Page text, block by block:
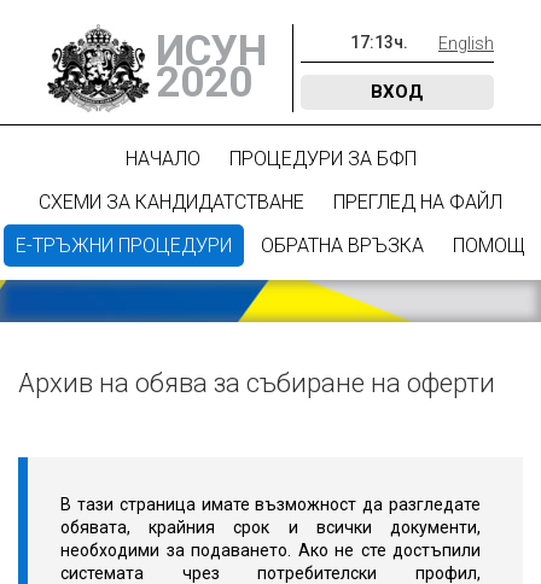
ИСУН
2020
17:13ч. English
ВХОД
НАЧАЛО
ПРОЦЕДУРИ ЗА БФП
СХЕМИ ЗА КАНДИДАТСТВАНЕ
ПРЕГЛЕД НА ФАЙЛ
Е-ТРЪЖНИ ПРОЦЕДУРИ
ОБРАТНА ВРЪЗКА ПОМОЩ
Архив на обява за събиране на оферти
В тази страница имате възможност да разгледате
обявата, крайния срок и всички документи,
необходими за подаването. Ако не сте достъпили
системата чрез потребителски профил,